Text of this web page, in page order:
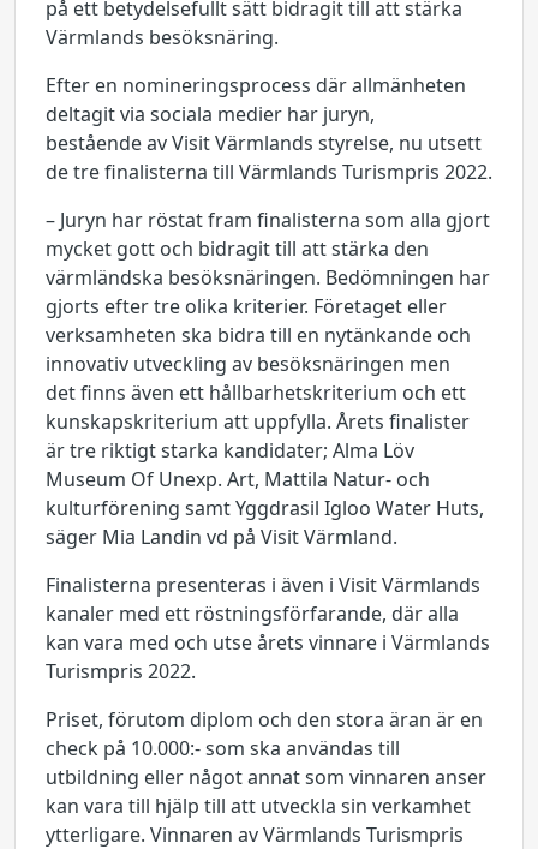
på ett betydelsefullt sätt bidragit till att stärka
Värmlands besöksnäring.
Efter en nomineringsprocess där allmänheten
deltagit via sociala medier har juryn,
bestående av Visit Värmlands styrelse, nu utsett
de tre finalisterna till Värmlands Turismpris 2022.
– Juryn har röstat fram finalisterna som alla gjort
mycket gott och bidragit till att stärka den
värmländska besöksnäringen. Bedömningen har
gjorts efter tre olika kriterier. Företaget eller
verksamheten ska bidra till en nytänkande och
innovativ utveckling av besöksnäringen men
det finns även ett hållbarhetskriterium och ett
kunskapskriterium att uppfylla. Årets finalister
är tre riktigt starka kandidater; Alma Löv
Museum Of Unexp. Art, Mattila Natur- och
kulturförening samt Yggdrasil Igloo Water Huts,
säger Mia Landin vd på Visit Värmland.
Finalisterna presenteras i även i Visit Värmlands
kanaler med ett röstningsförfarande, där alla
kan vara med och utse årets vinnare i Värmlands
Turismpris 2022.
Priset, förutom diplom och den stora äran är en
check på 10.000:- som ska användas till
utbildning eller något annat som vinnaren anser
kan vara till hjälp till att utveckla sin verkamhet
ytterligare. Vinnaren av Värmlands Turismpris